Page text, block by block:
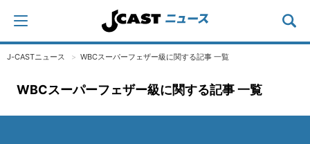
J-CASTニュース WBCスーパーフェザー級に関する記事 一覧
WBCスーパーフェザー級に関する記事 一覧